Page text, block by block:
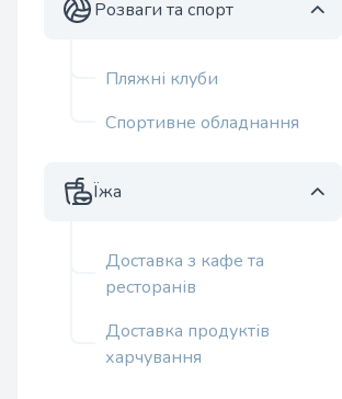
Розваги та спорт
Пляжні клуби
Спортивне обладнання
Їжа
Доставка з кафе та
ресторанів
Доставка продуктів
харчування